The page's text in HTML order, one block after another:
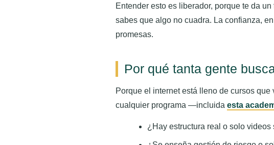
Entender esto es liberador, porque te da
sabes que algo no cuadra. La confianza,
promesas.
Por qué tanta gente
Porque el internet está lleno de cursos
cualquier programa —incluida esta
¿Hay estructura real o solo videos